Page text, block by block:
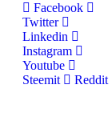
Facebook
Twitter
Linkedin
Instagram
Youtube
Steemit
Reddit